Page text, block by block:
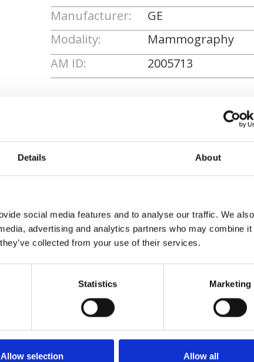
Details About
social media features and to analyse our traffic. We
advertising and analytics partners who may combine it
collected from your use of their services.
Statistics Marketing
Allow selection Allow all
Manufacturer:
GE
Modality:
Mammography
AM ID:
2005713
y
de calidad
por seleccionar
escáneres de
de alta calidad
y sus
CON
Las
recuperan
un entorno
que
daños ni
las piezas se prueban
en nuestras
que la funcionalidad
OEM